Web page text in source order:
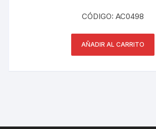
CÓDIGO: AC0498
AÑADIR AL CARRITO